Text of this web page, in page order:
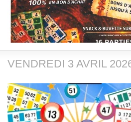
VENDREDI 3 AVRIL